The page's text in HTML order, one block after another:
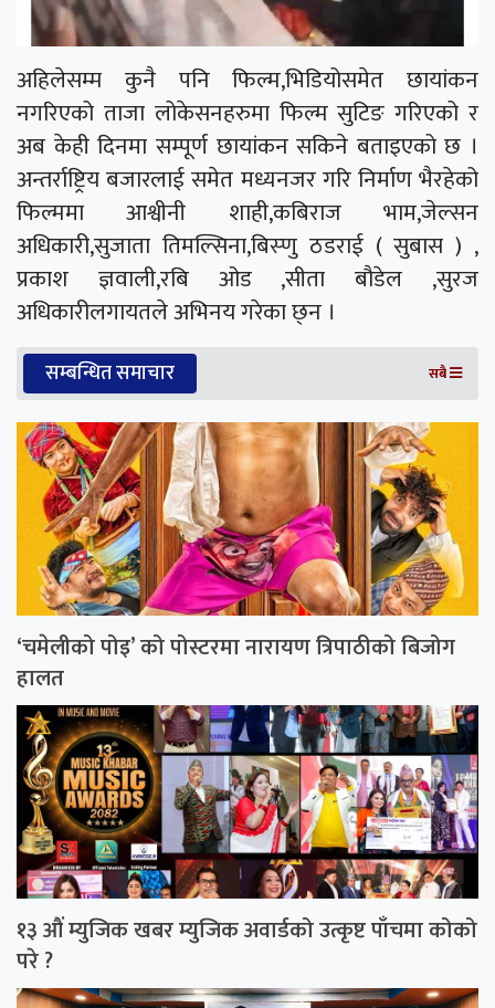
अहिलेसम्म कुनै पनि फिल्म,भिडियोसमेत छायांकन
नगरिएको ताजा लोकेसनहरुमा फिल्म सुटिङ गरिएको र
अब केही दिनमा सम्पूर्ण छायांकन सकिने बताइएको छ ।
अन्तर्राष्ट्रिय बजारलाई समेत मध्यनजर गरि निर्माण भैरहेको
फिल्ममा आश्वीनी शाही,कबिराज भाम,जेल्सन
अधिकारी,सुजाता तिमल्सिना,बिस्णु ठडराई ( सुबास ) ,
प्रकाश ज्ञवाली,रबि ओड ,सीता बौडेल ,सुरज
अधिकारीलगायतले अभिनय गरेका छ्न ।
सम्बन्धित समाचार सबै
‘चमेलीको पोइ’ को पोस्टरमा नारायण त्रिपाठीको बिजोग
हालत
१३ औं म्युजिक खबर म्युजिक अवार्डको उत्कृष्ट पाँचमा कोको
परे ?